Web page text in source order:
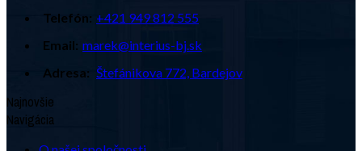
Telefón: +421 949 812 555
Email: marek@interius-bj.sk
Adresa: Štefánikova 772, Bardejov
Najnovšie
Navigácia